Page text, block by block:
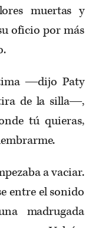
muertas y
oficio por más
―dijo Paty
de la silla―,
tú quieras,
a vaciar.
entre el sonido
madrugada